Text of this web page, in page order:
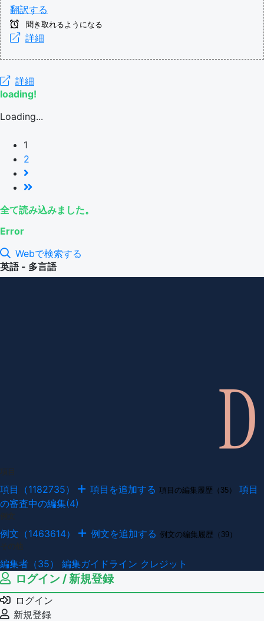
翻訳する
聞き取れるようになる
詳細
詳細
loading!
Loading...
1
2
全て読み込みました。
Error
Webで検索する
英語 - 多言語
項目（1182735） 項目を追加する 項目の編集履歴（35）
項目
の審査中の編集(4)
例文（1463614） 例文を追加する 例文の編集履歴（39）
編集者（35） 編集ガイドライン クレジット
ログイン / 新規登録
ログイン
新規登録